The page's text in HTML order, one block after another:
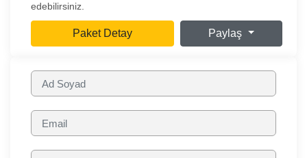
edebilirsiniz.
Paket Detay Paylaş